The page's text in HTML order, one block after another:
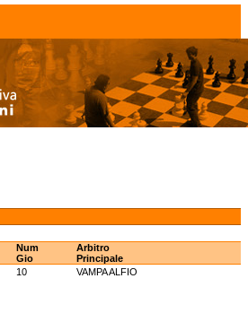
Num
Gio
Arbitro
Principale
10
VAMPA ALFIO